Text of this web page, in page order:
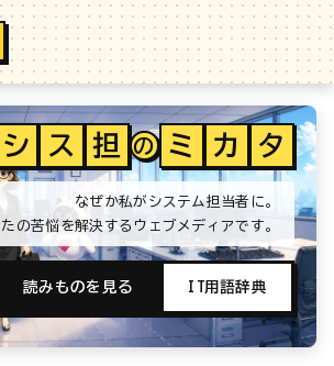
シ ス 担 の ミ カ タ
なぜか私がシステム担当者に。
の苦悩を解決するウェブメディアです。
読みものを見る IT用語辞典